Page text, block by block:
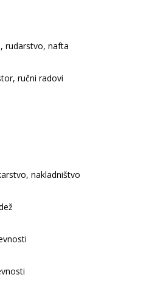
rudarstvo, nafta
ručni radovi
nakladništvo